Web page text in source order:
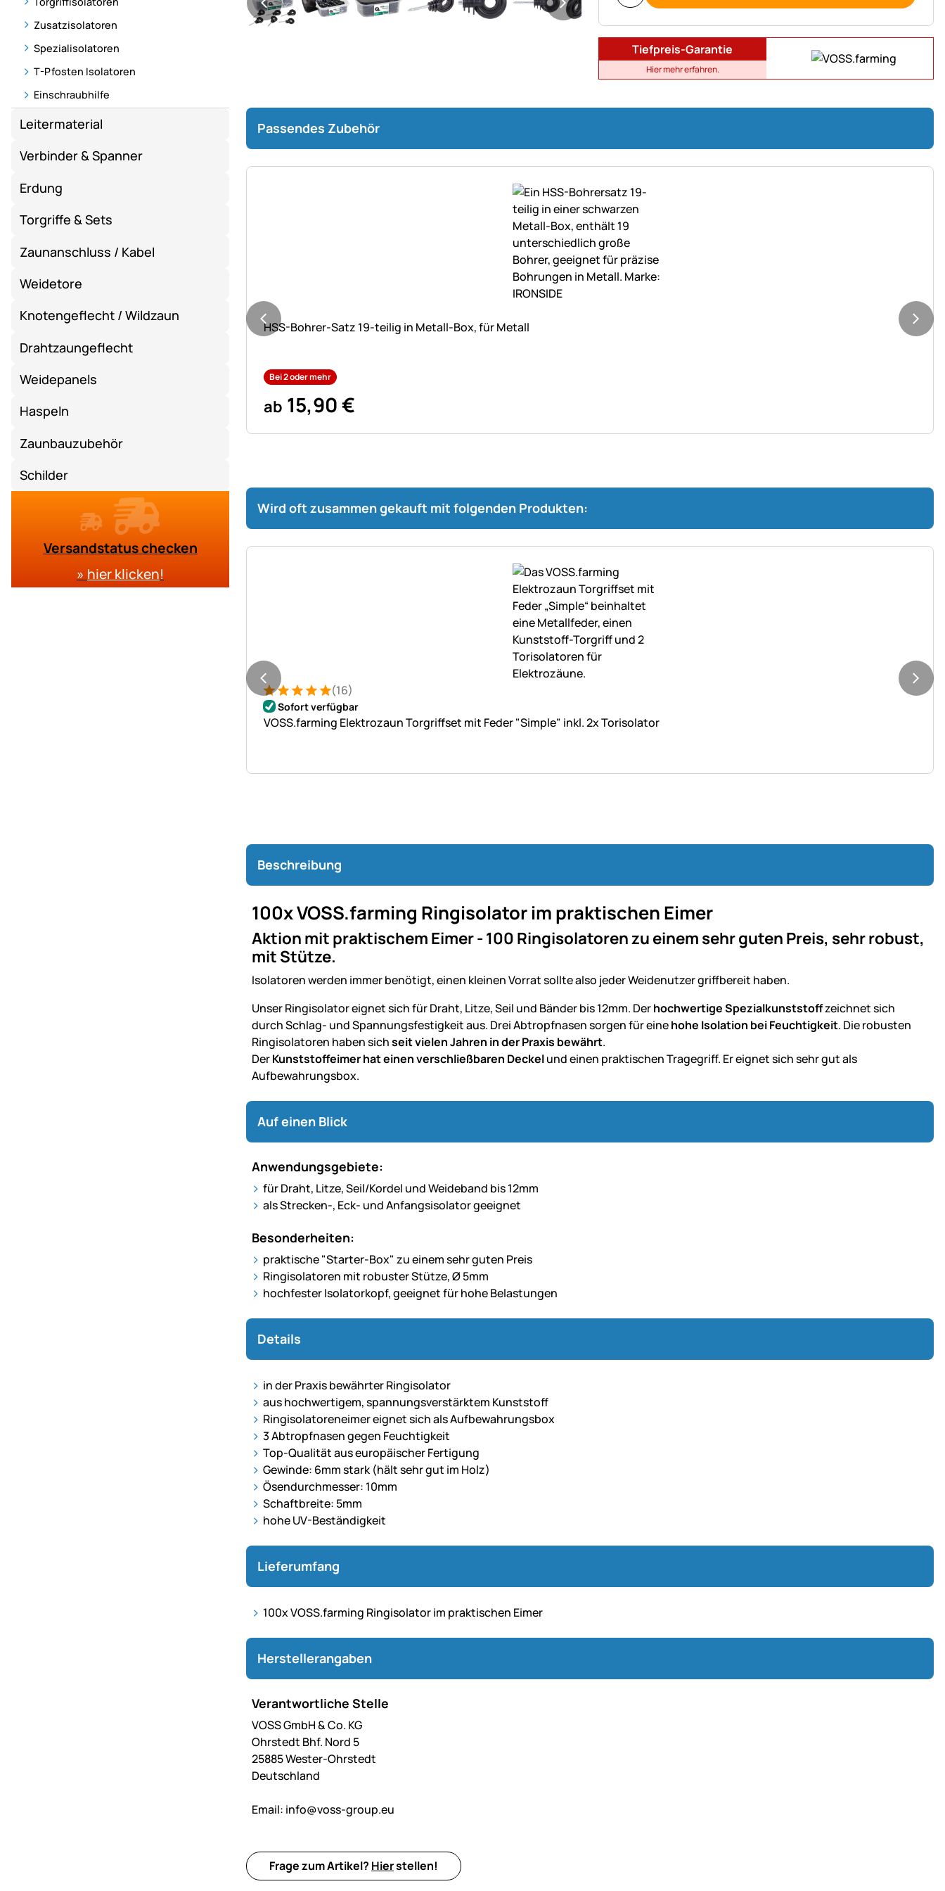
Zusatzisolatoren
Spezialisolatoren
T-Pfosten Isolatoren
Einschraubhilfe
Leitermaterial
Verbinder & Spanner
Erdung
Torgriffe & Sets
Zaunanschluss / Kabel
Weidetore
Knotengeflecht / Wildzaun
Drahtzaungeflecht
Weidepanels
Haspeln
Zaunbauzubehör
Schilder
Versandstatus checken
» hier klicken!
Tiefpreis-Garantie
Hier mehr erfahren.
Passendes Zubehör
Noch keine Bewertungen abgegeben
HSS-Bohrer-Satz 19-teilig in Metall-Box, für Metall
Bei 2 oder mehr
ab 15,90€
Wird oft zusammen gekauft mit folgenden Produkten:
Bewertung: 5 von 5 (16 Bewertungen)
16 Bewertungen
(16)
Sofort verfügbar
VOSS.farming Elektrozaun Torgriffset mit Feder "Simple" inkl. 2x Torisolator
Beschreibung
100x VOSS.farming Ringisolator im praktischen Eimer
Aktion mit praktischem Eimer - 100 Ringisolatoren zu einem sehr guten Preis, sehr robust,
mit Stütze.
Isolatoren werden immer benötigt, einen kleinen Vorrat sollte also jeder Weidenutzer griffbereit haben.
Unser Ringisolator eignet sich für Draht, Litze, Seil und Bänder bis 12mm. Derhochwertige Spezialkunststoffzeichnet sich
durch Schlag- und Spannungsfestigkeit aus. Drei Abtropfnasen sorgen für einehohe Isolation bei Feuchtigkeit. Die robusten
Ringisolatoren haben sichseit vielen Jahren in der Praxis bewährt.
DerKunststoffeimer hat einen verschließbaren Deckelund einen praktischen Tragegriff. Er eignet sich sehr gut als
Aufbewahrungsbox.
Auf einen Blick
Anwendungsgebiete:
für Draht, Litze, Seil/Kordel und Weideband bis 12mm
als Strecken-, Eck- und Anfangsisolator geeignet
Besonderheiten:
praktische "Starter-Box" zu einem sehr guten Preis
Ringisolatoren mit robuster Stütze, Ø 5mm
hochfester Isolatorkopf, geeignet für hohe Belastungen
Details
in der Praxis bewährter Ringisolator
aus hochwertigem, spannungsverstärktem Kunststoff
Ringisolatoreneimer eignet sich als Aufbewahrungsbox
3 Abtropfnasen gegen Feuchtigkeit
Top-Qualität aus europäischer Fertigung
Gewinde: 6mm stark (hält sehr gut im Holz)
Ösendurchmesser: 10mm
Schaftbreite: 5mm
hohe UV-Beständigkeit
Lieferumfang
100x VOSS.farming Ringisolator im praktischen Eimer
Herstellerangaben
Verantwortliche Stelle
VOSS GmbH & Co. KG
Ohrstedt Bhf. Nord 5
25885 Wester-Ohrstedt
Deutschland
Email: info@voss-group.eu
Frage zum Artikel? Hierstellen!